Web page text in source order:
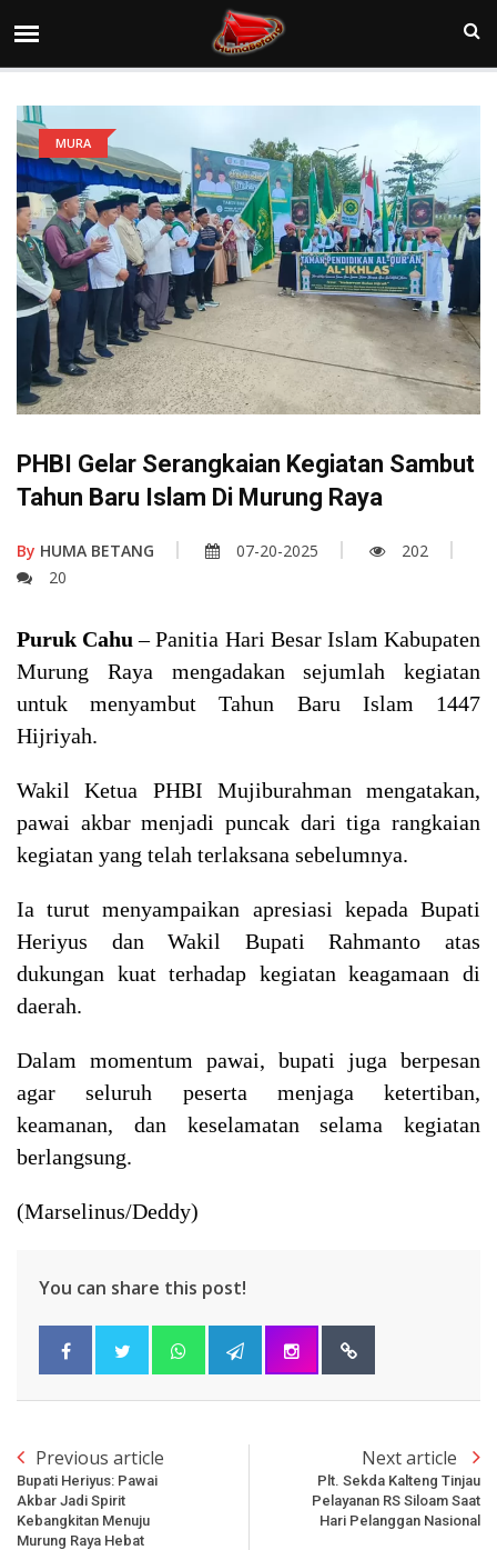
MURA
PHBI Gelar Serangkaian Kegiatan Sambut
Tahun Baru Islam Di Murung Raya
By HUMA BETANG 07-20-2025
202
20
Puruk Cahu – Panitia Hari Besar Islam Kabupaten
Murung Raya mengadakan sejumlah kegiatan
untuk menyambut Tahun Baru Islam 1447
Hijriyah.
Wakil Ketua PHBI Mujiburahman mengatakan,
pawai akbar menjadi puncak dari tiga rangkaian
kegiatan yang telah terlaksana sebelumnya.
Ia turut menyampaikan apresiasi kepada Bupati
Heriyus dan Wakil Bupati Rahmanto atas
dukungan kuat terhadap kegiatan keagamaan di
daerah.
Dalam momentum pawai, bupati juga berpesan
agar seluruh peserta menjaga ketertiban,
keamanan, dan keselamatan selama kegiatan
berlangsung.
(Marselinus/Deddy)
You can share this post!
Previous article
Bupati Heriyus: Pawai
Akbar Jadi Spirit
Kebangkitan Menuju
Murung Raya Hebat
Next article
Plt. Sekda Kalteng Tinjau
Pelayanan RS Siloam Saat
Hari Pelanggan Nasional